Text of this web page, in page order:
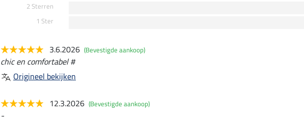
2 Sterren
1 Ster
3.6.2026 (Bevestigde aankoop)
chic en comfortabel #
Origineel bekijken
12.3.2026 (Bevestigde aankoop)
-